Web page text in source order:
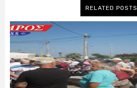
RELATED POSTS